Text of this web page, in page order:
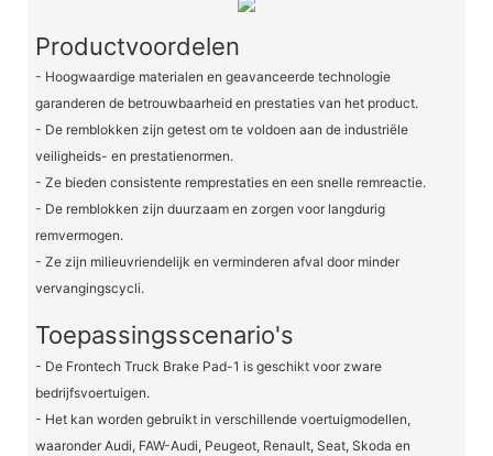
Productvoordelen
- Hoogwaardige materialen en geavanceerde technologie
garanderen de betrouwbaarheid en prestaties van het product.
- De remblokken zijn getest om te voldoen aan de industriële
veiligheids- en prestatienormen.
- Ze bieden consistente remprestaties en een snelle remreactie.
- De remblokken zijn duurzaam en zorgen voor langdurig
remvermogen.
- Ze zijn milieuvriendelijk en verminderen afval door minder
vervangingscycli.
Toepassingsscenario's
- De Frontech Truck Brake Pad-1 is geschikt voor zware
bedrijfsvoertuigen.
- Het kan worden gebruikt in verschillende voertuigmodellen,
waaronder Audi, FAW-Audi, Peugeot, Renault, Seat, Skoda en